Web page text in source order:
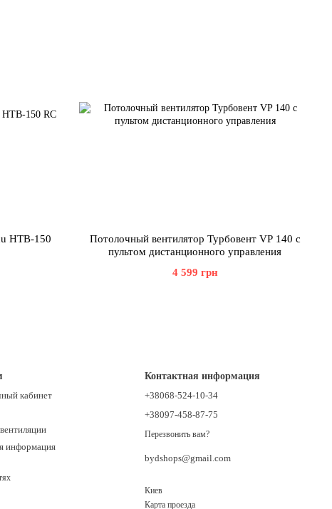
HTB-150
Потолочный вентилятор Турбовент VP 140 с
пультом дистанционного управления
4 599 грн
кабинет
информация
Контактная информация
+38068-524-10-34
+38097-458-87-75
Перезвонить вам?
bydshops@gmail.com
Киев
Карта проезда